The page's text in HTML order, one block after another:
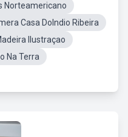
Norteamericano
Casa DoIndio Ribeira
Ilustraçao
Na Terra